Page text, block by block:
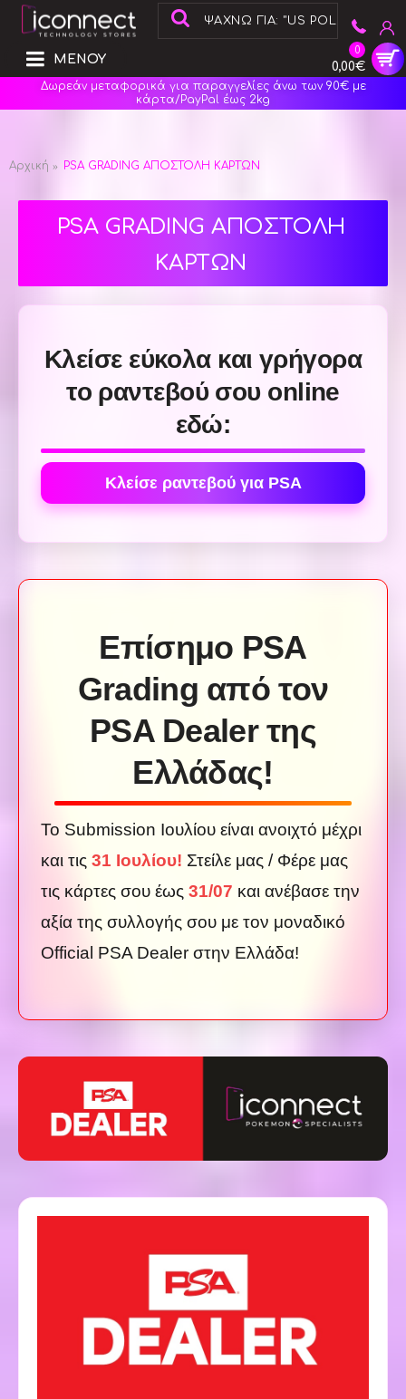
0
0,00€
ΜΕΝΟΥ
Δωρεάν μεταφορικά για παραγγελίες άνω των 90€ με
κάρτα/PayPal έως 2kg
Αρχική PSA GRADING ΑΠΟΣΤΟΛΗ ΚΑΡΤΩΝ
PSA GRADING ΑΠΟΣΤΟΛΗ
ΚΑΡΤΩΝ
Κλείσε εύκολα και γρήγορα
το ραντεβού σου online
εδώ:
Κλείσε ραντεβού για PSA
Επίσημο PSA
Grading από τον
PSA Dealer της
Ελλάδας!
Το Submission Ιουλίου είναι ανοιχτό μέχρι
και τις 31 Ιουλίου! Στείλε μας / Φέρε μας
τις κάρτες σου έως 31/07 και ανέβασε την
αξία της συλλογής σου με τον μοναδικό
Official PSA Dealer στην Ελλάδα!